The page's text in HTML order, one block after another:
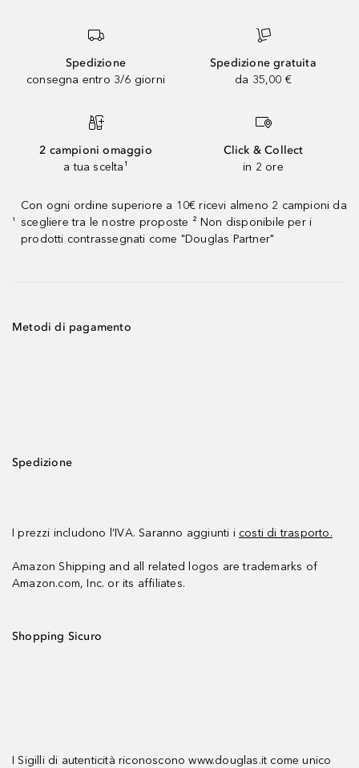
Spedizione
consegna entro 3/6 giorni
Spedizione gratuita
da 35,00 €
2 campioni omaggio
a tua scelta¹
Click & Collect
in 2 ore
¹
Con ogni ordine superiore a 10€ ricevi almeno 2 campioni da
scegliere tra le nostre proposte ² Non disponibile per i
prodotti contrassegnati come "Douglas Partner"
Metodi di pagamento
Spedizione
I prezzi includono l’IVA. Saranno aggiunti i costi di trasporto.
Amazon Shipping and all related logos are trademarks of
Amazon.com, Inc. or its affiliates.
Shopping Sicuro
I Sigilli di autenticità riconoscono www.douglas.it come unico